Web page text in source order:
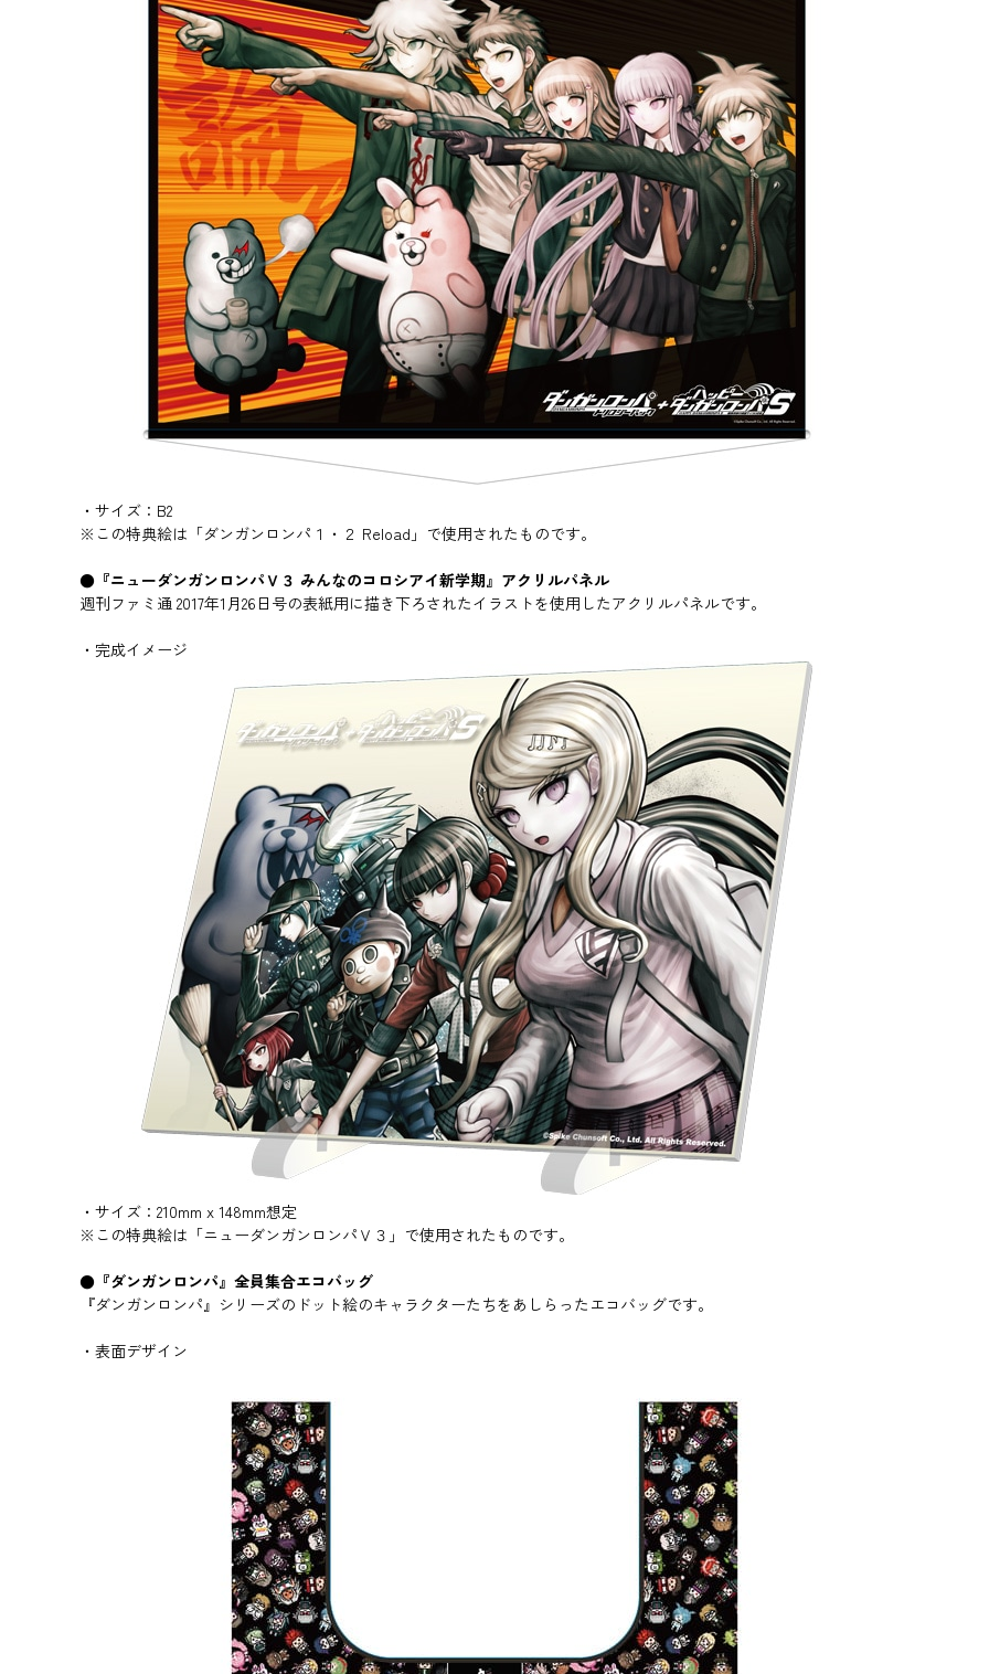
・サイズ：B2
※この特典絵は「ダンガンロンパ１・２ Reload」で使用されたものです。
●『ニューダンガンロンパＶ３ みんなのコロシアイ新学期』アクリルパネル
週刊ファミ通 2017年1月26日号の表紙用に描き下ろされたイラストを使用したアクリルパネルです。
・完成イメージ
・サイズ：210mm x 148mm想定
※この特典絵は「ニューダンガンロンパＶ３」で使用されたものです。
●『ダンガンロンパ』全員集合エコバッグ
『ダンガンロンパ』シリーズのドット絵のキャラクターたちをあしらったエコバッグです。
・表面デザイン